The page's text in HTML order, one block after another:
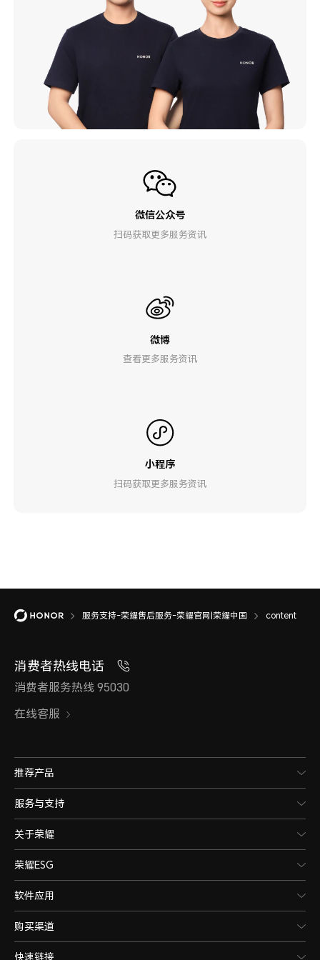
微信公众号
扫码获取更多服务资讯
微博
查看更多服务资讯
小程序
扫码获取更多服务资讯
服务支持-荣耀售后服务-荣耀官网|荣耀中国 content
消费者热线电话
消费者服务热线 95030
在线客服
推荐产品
服务与支持
关于荣耀
荣耀ESG
软件应用
购买渠道
快速链接